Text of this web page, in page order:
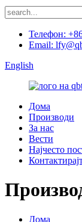
Телефон:
Email:
English
Дома
Производи
За нас
Вести
Најчесто
Дома